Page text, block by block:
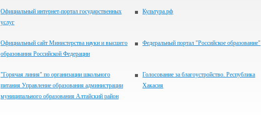
Официальный интернет-портал государственных
услуг
Культура.рф
Официальный сайт Министерства науки и высшего
образования Российской Федерации
Федеральный портал "Российское образование"
"Горячая линия" по организации школьного
питания Управление образования администрации
муниципального образования Алтайский район
Голосование за благоустройство. Республика
Хакасия